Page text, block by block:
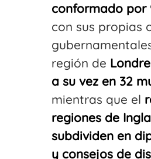
conformado por
con sus propias
región de
a su vez en 32
mientras que el
regiones de
subdividen en
y consejos de